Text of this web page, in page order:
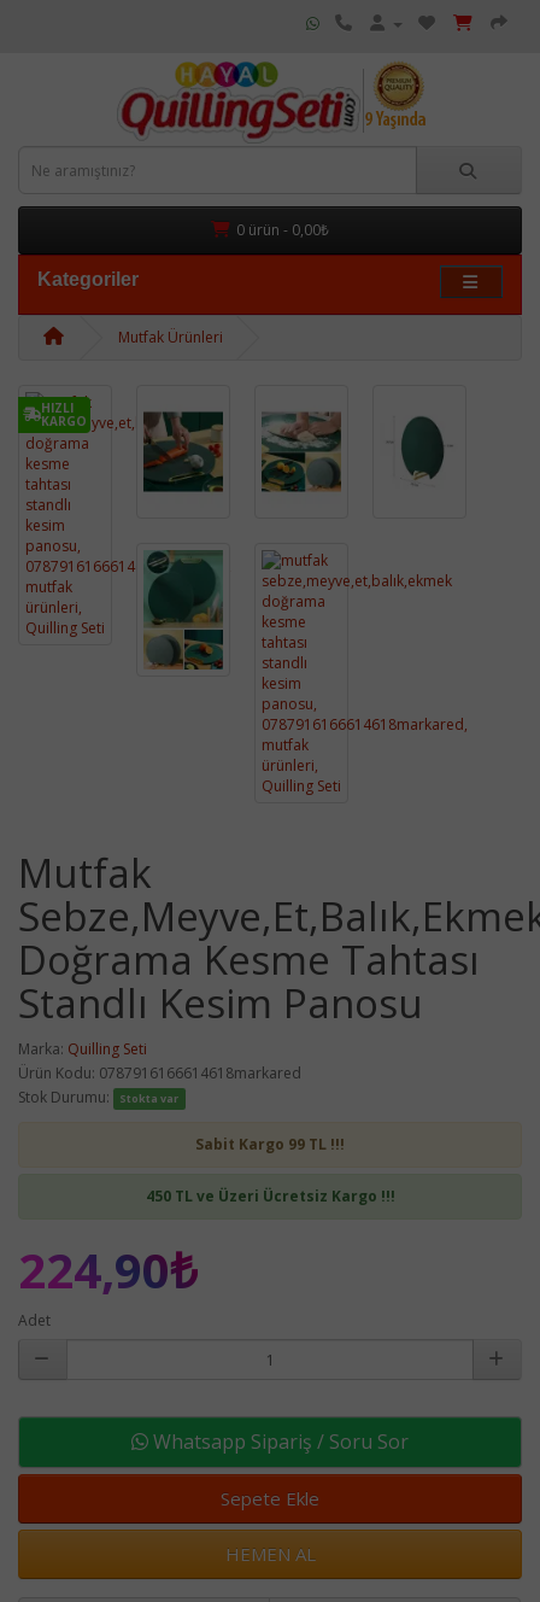
0 ürün - 0,00₺
Kategoriler
Mutfak Ürünleri
HIZLI
KARGO
Mutfak
Doğrama Kesme Tahtası
Standlı Kesim Panosu
Marka: Quilling Seti
Ürün Kodu: 0787916166614618markared
Stok Durumu:
Stokta var
Sabit Kargo 99 TL !!!
450 TL ve Üzeri Ücretsiz Kargo !!!
224,90₺
Adet
Whatsapp Sipariş / Soru Sor
Sepete Ekle
HEMEN AL